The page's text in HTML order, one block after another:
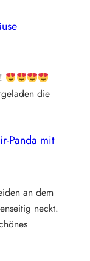
die
Panda mit
an dem
neckt.